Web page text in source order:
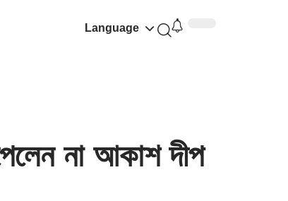
Language
না আকাশ দীপ